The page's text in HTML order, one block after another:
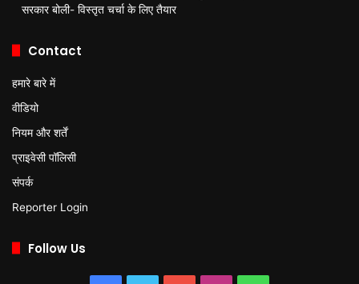
सरकार बोली- विस्तृत चर्चा के लिए तैयार
Contact
हमारे बारे में
वीडियो
नियम और शर्तें
प्राइवेसी पॉलिसी
संपर्क
Reporter Login
Follow Us